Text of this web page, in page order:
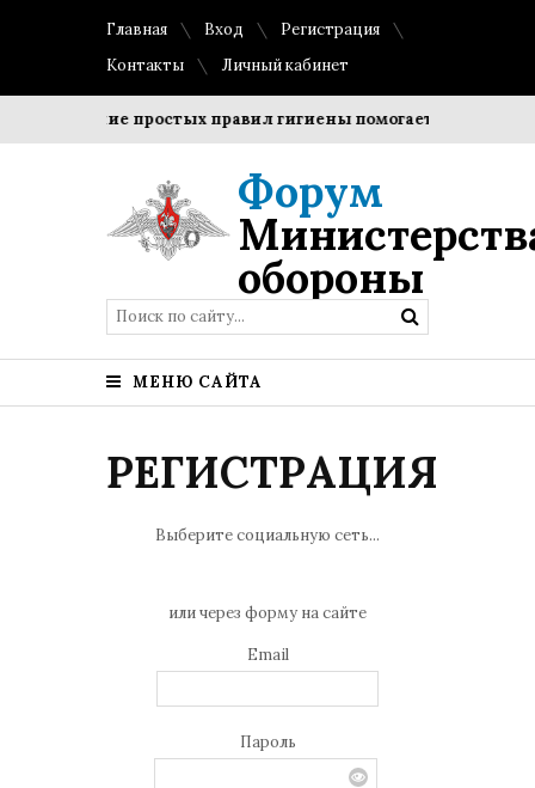
Главная Вход
Регистрация
Контакты
Личный кабинет
Соблюдение простых правил гигиены помогает сохранить
Форум
обороны
МЕНЮ САЙТА
РЕГИСТРАЦИЯ
Выберите социальную сеть...
или через форму на сайте
Email
Пароль